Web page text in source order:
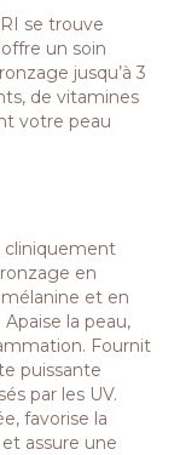
se trouve
un soin
jusqu’à 3
de vitamines
votre peau
cliniquement
en
et en
la peau,
Fournit
puissante
par les UV.
favorise la
assure une